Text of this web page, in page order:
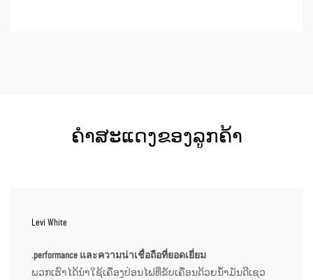
ຄຳສະແດງຂອງລູກຄ້າ
Levi White
.performance และความน่าเชื่อถือที่ยอดเยี่ยม
ພວກເຮົາໄດ້ນຳໃຊ້ເຄື່ອງປ່ອນໄຟທີ່ຂັບເຄື່ອນດ້ວຍນ້ຳມັນດີເຊວ